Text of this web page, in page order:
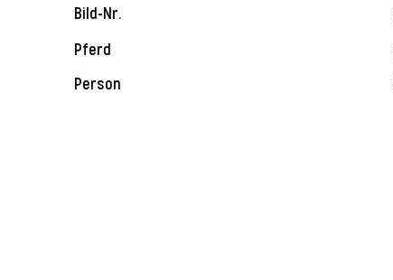
Bild-Nr.
Pferd
Person